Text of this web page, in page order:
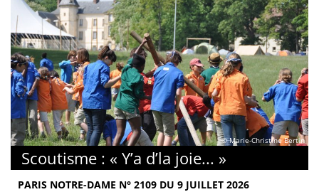
© Marie-Christine Bertin
Scoutisme : « Y’a d’la joie... »
PARIS NOTRE-DAME N° 2109 DU 9 JUILLET 2026